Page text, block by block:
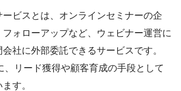
ービスとは、オンラインセミナーの企
ォローアップなど、ウェビナー運営に
社に外部委託できるサービスです。
、リード獲得や顧客育成の手段として
す。